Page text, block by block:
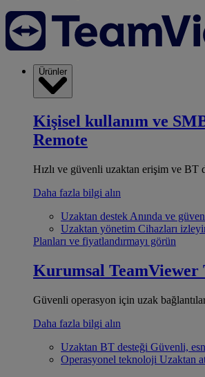
Ürünler
Kişisel kullanım ve
Remote
Hızlı ve güvenli uzaktan erişim ve BT
Daha fazla bilgi alın
Uzaktan destek Anında ve
Uzaktan yönetim Cihazları
Planları ve fiyatlandırmayı görün
Kurumsal TeamViewer
Güvenli operasyon için uzak
Daha fazla bilgi alın
Uzaktan BT desteği Güvenli,
Operasyonel teknoloji Uzaktan